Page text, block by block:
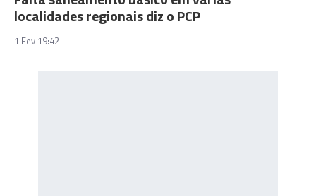
localidades regionais diz o PCP
1 Fev 19:42